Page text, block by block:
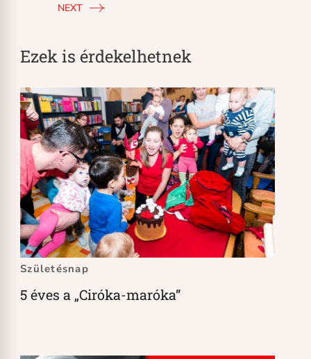
NEXT
Ezek is érdekelhetnek
Születésnap
5 éves a „Ciróka-maróka”